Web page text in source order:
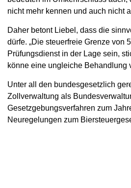
nicht mehr kennen und auch nicht
Daher betont Liebel, dass die
dürfe. „Die steuerfreie Grenze von
Prüfungsdienst in der Lage sein,
könne eine ungleiche Behandlung
Unter all den bundesgesetzlich
Zollverwaltung als
Gesetzgebungsverfahren zum
Neuregelungen zum